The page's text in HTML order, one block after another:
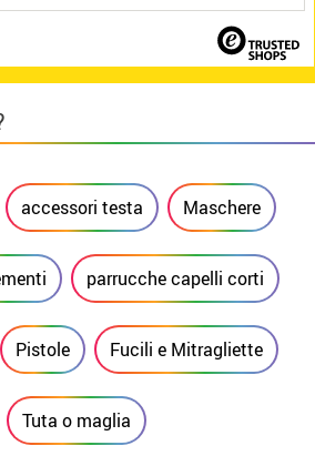
accessori testa Maschere
parrucche capelli corti
Pistole Fucili e Mitragliette
Tuta o maglia